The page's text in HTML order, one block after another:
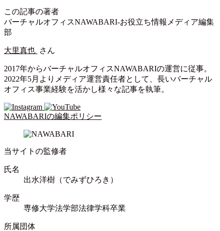
この記事の著者
バーチャルオフィスNAWABARI-お役立ち情報メディア編集
部
大里真也 さん
2017年からバーチャルオフィスNAWABARIの運営に従事。
2022年5月よりメディア運営責任者として、長いバーチャル
オフィス事業経験を活かし様々な記事を執筆。
NAWABARIの編集ポリシー
当サイトの監修者
氏名
出水洋樹（でみずひろき）
学歴
専修大学法学部法律学科卒業
所属団体